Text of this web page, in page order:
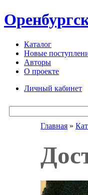
Каталог
Новые
Авторы
О проекте
Личный кабинет
Главная »